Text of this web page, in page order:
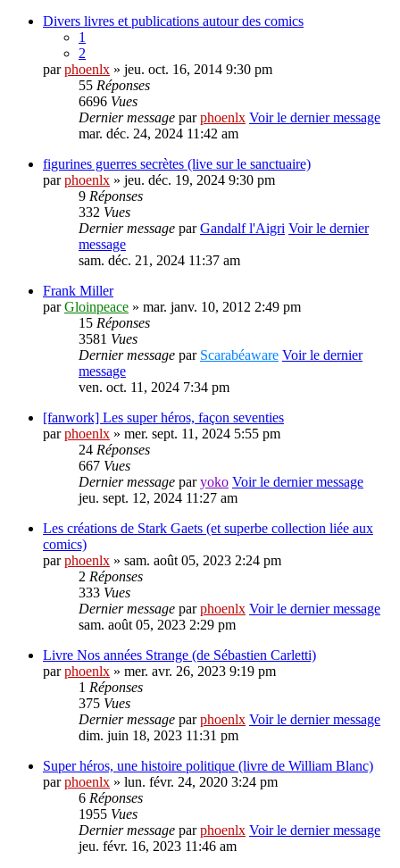
Divers livres et publications autour des comics
1
2
parphoenlx » jeu. oct. 16, 2014 9:30 pm
55 Réponses
6696 Vues
Dernier message parphoenlx Voir le dernier message
mar. déc. 24, 2024 11:42 am
figurines guerres secrètes (live sur le sanctuaire)
parphoenlx » jeu. déc. 19, 2024 9:30 pm
9 Réponses
332 Vues
Dernier message parGandalf l'Aigri Voir le dernier
message
sam. déc. 21, 2024 11:37 am
Frank Miller
parGloinpeace » mar. janv. 10, 2012 2:49 pm
15 Réponses
3581 Vues
Dernier message par Scarabéaware Voir le dernier
message
ven. oct. 11, 2024 7:34 pm
[fanwork] Les super héros, façon seventies
parphoenlx » mer. sept. 11, 2024 5:55 pm
24 Réponses
667 Vues
Dernier message paryoko Voir le dernier message
jeu. sept. 12, 2024 11:27 am
Les créations de Stark Gaets (et superbe collection liée aux
comics)
parphoenlx » sam. août 05, 2023 2:24 pm
2 Réponses
333 Vues
Dernier message parphoenlx Voir le dernier message
sam. août 05, 2023 2:29 pm
Livre Nos années Strange (de Sébastien Carletti)
parphoenlx » mer. avr. 26, 2023 9:19 pm
1 Réponses
375 Vues
Dernier message parphoenlx Voir le dernier message
dim. juin 18, 2023 11:31 pm
Super héros, une histoire politique (livre de William Blanc)
parphoenlx » lun. févr. 24, 2020 3:24 pm
6 Réponses
1955 Vues
Dernier message parphoenlx Voir le dernier message
jeu. févr. 16, 2023 11:46 am